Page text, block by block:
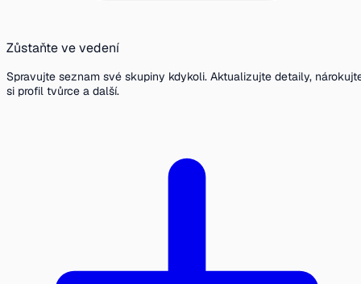
Zůstaňte ve vedení
Spravujte seznam své skupiny kdykoli. Aktualizujte detaily,
si profil tvůrce a další.